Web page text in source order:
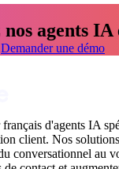
agents IA
Demander une démo
d'agents IA
client. Nos
conversationnel au